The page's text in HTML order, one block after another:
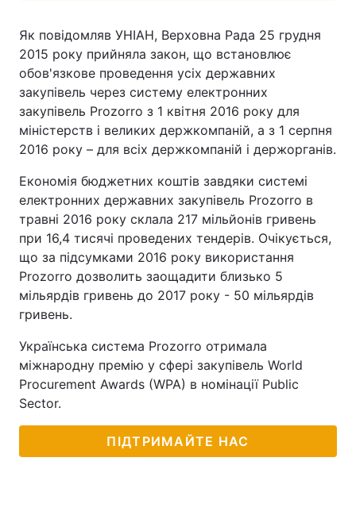
Як повідомляв УНІАН, Верховна Рада 25 грудня
2015 року прийняла закон, що встановлює
обов'язкове проведення усіх державних
закупівель через систему електронних
закупівель Prozorro з 1 квітня 2016 року для
міністерств і великих держкомпаній, а з 1 серпня
2016 року – для всіх держкомпаній і держорганів.
Економія бюджетних коштів завдяки системі
електронних державних закупівель Prozorro в
травні 2016 року склала 217 мільйонів гривень
при 16,4 тисячі проведених тендерів. Очікується,
що за підсумками 2016 року використання
Prozorro дозволить заощадити близько 5
мільярдів гривень до 2017 року - 50 мільярдів
гривень.
Українська система Prozorro отримала
міжнародну премію у сфері закупівель World
Procurement Awards (WPA) в номінації Public
Sector.
ПІДТРИМАЙТЕ НАС